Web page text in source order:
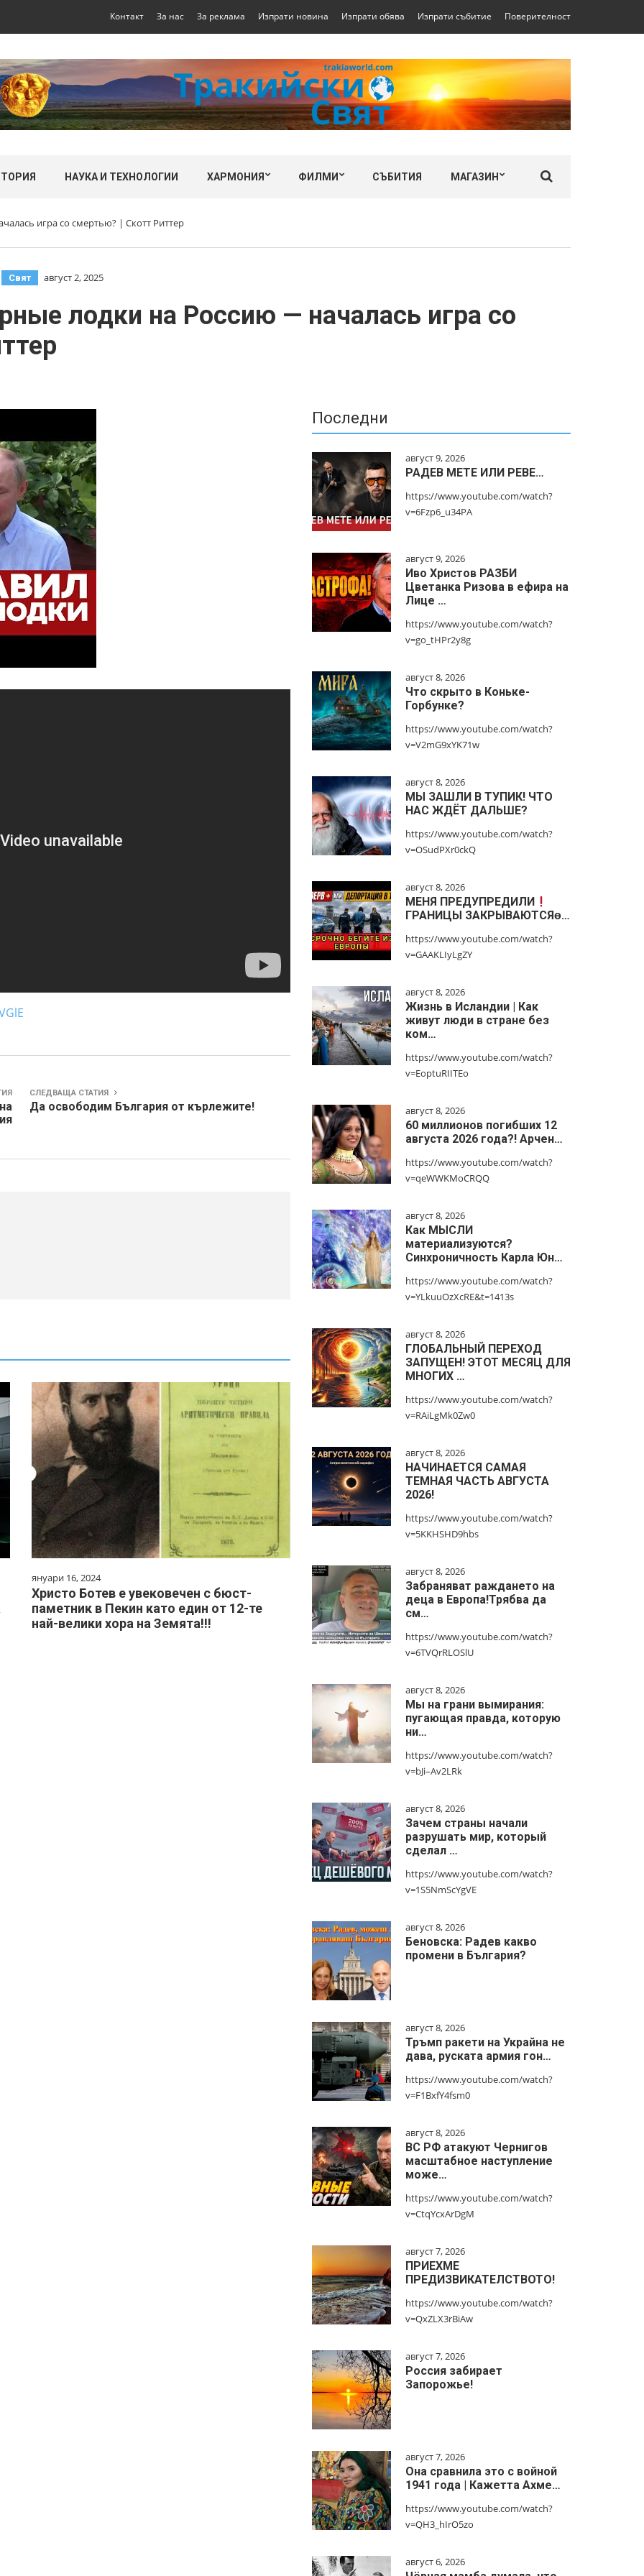
Контакт За нас За реклама Изпрати новина Изпрати обява Изпрати събитие Поверителност
НАУКА И ТЕХНОЛОГИИ ХАРМОНИЯ ФИЛМИ СЪБИТИЯ МАГАЗИН
игра со смертью? | Скотт Риттер
Свят август 2, 2025
лодки на Россию — началась игра со
СЛЕДВАЩА СТАТИЯ
Да освободим България от кърлежите!
януари 16, 2024
Христо Ботев е увековечен с бюст-
паметник в Пекин като един от 12-те
най-велики хора на Земята!!!
Последни
август 9, 2026
РАДЕВ МЕТЕ ИЛИ РЕВЕ…
https://www.youtube.com/watch?
v=6Fzp6_u34PA
август 9, 2026
Иво Христов РАЗБИ
Цветанка Ризова в ефира на
Лице …
https://www.youtube.com/watch?
v=go_tHPr2y8g
август 8, 2026
Что скрыто в Коньке-
Горбунке?
https://www.youtube.com/watch?
v=V2mG9xYK71w
август 8, 2026
МЫ ЗАШЛИ В ТУПИК! ЧТО
НАС ЖДЁТ ДАЛЬШЕ?
https://www.youtube.com/watch?
v=OSudPXr0ckQ
август 8, 2026
МЕНЯ ПРЕДУПРЕДИЛИ
ГРАНИЦЫ ЗАКРЫВАЮТСЯɵ…
https://www.youtube.com/watch?
v=GAAKLIyLgZY
август 8, 2026
Жизнь в Исландии | Как
живут люди в стране без
ком…
https://www.youtube.com/watch?
v=EoptuRIITEo
август 8, 2026
60 миллионов погибших 12
августа 2026 года?! Арчен…
https://www.youtube.com/watch?
v=qeWWKMoCRQQ
август 8, 2026
Как МЫСЛИ
материализуются?
Синхроничность Карла Юн…
https://www.youtube.com/watch?
v=YLkuuOzXcRE&t=1413s
август 8, 2026
ГЛОБАЛЬНЫЙ ПЕРЕХОД
ЗАПУЩЕН! ЭТОТ МЕСЯЦ ДЛЯ
МНОГИХ …
https://www.youtube.com/watch?
v=RAiLgMk0Zw0
август 8, 2026
НАЧИНАЕТСЯ САМАЯ
ТЕМНАЯ ЧАСТЬ АВГУСТА
2026!
https://www.youtube.com/watch?
v=5KKHSHD9hbs
август 8, 2026
Забраняват раждането на
деца в Европа!Трябва да
см…
https://www.youtube.com/watch?
v=6TVQrRLOSlU
август 8, 2026
Мы на грани вымирания:
пугающая правда, которую
ни…
https://www.youtube.com/watch?
v=bJi–Av2LRk
август 8, 2026
Зачем страны начали
разрушать мир, который
сделал …
https://www.youtube.com/watch?
v=1S5NmScYgVE
август 8, 2026
Беновска: Радев какво
промени в България?
август 8, 2026
Тръмп ракети на Украйна не
дава, руската армия гон…
https://www.youtube.com/watch?
v=F1BxfY4fsm0
август 8, 2026
ВС РФ атакуют Чернигов
масштабное наступление
може…
https://www.youtube.com/watch?
v=CtqYcxArDgM
август 7, 2026
ПРИЕХМЕ
ПРЕДИЗВИКАТЕЛСТВОТО!
https://www.youtube.com/watch?
v=QxZLX3rBiAw
август 7, 2026
Россия забирает
Запорожье!
август 7, 2026
Она сравнила это с войной
1941 года | Кажетта Ахме…
https://www.youtube.com/watch?
v=QH3_hIrO5zo
август 6, 2026